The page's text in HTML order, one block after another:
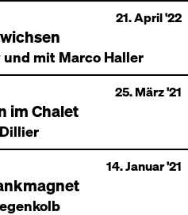
21. April '22
und mit Marco Haller
25. März '21
im Chalet
14. Januar '21